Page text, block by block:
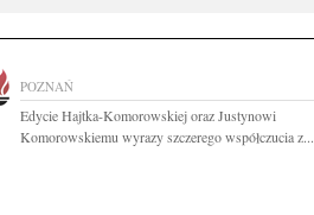
POZNAŃ
Edycie Hajtka-Komorowskiej oraz Justynowi
Komorowskiemu wyrazy szczerego współczucia z...